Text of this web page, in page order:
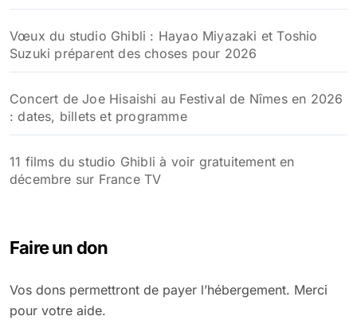
Vœux du studio Ghibli : Hayao Miyazaki et Toshio
Suzuki préparent des choses pour 2026
Concert de Joe Hisaishi au Festival de Nîmes en 2026
: dates, billets et programme
11 films du studio Ghibli à voir gratuitement en
décembre sur France TV
Faire un don
Vos dons permettront de payer l’hébergement. Merci
pour votre aide.